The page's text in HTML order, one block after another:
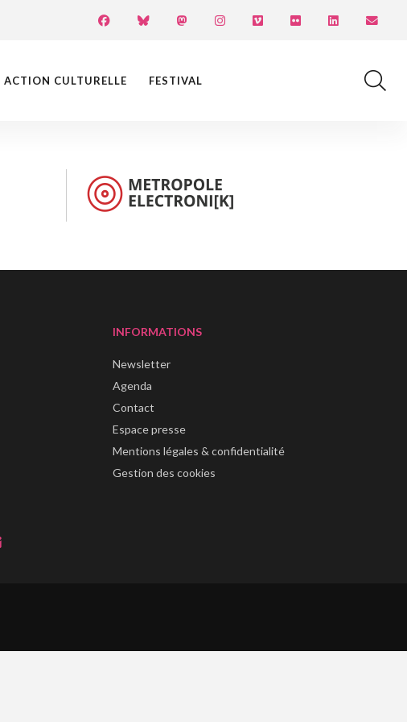
ACTION CULTURELLE FESTIVAL
INFORMATIONS
Newsletter
Agenda
Contact
Espace presse
Mentions légales & confidentialité
Gestion des cookies